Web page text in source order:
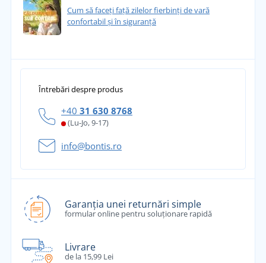
Cum să faceți față zilelor fierbinți de vară
confortabil și în siguranță
Întrebări despre produs
+40 31 630 8768
(Lu-Jo, 9-17)
info@bontis.ro
Garanția unei returnări simple
formular online pentru soluționare rapidă
Livrare
de la 15,99 Lei